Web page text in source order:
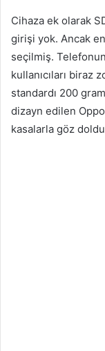
Cihaza ek olarak
girişi yok. Ancak
seçilmiş. Telefonun
kullanıcıları biraz
standardı 200
dizayn edilen
kasalarla göz